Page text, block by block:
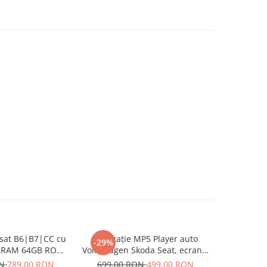
B6|B7|CC cu
64GB ROM,
si Android Auto
789,00 RON
-29%
Navigație MP5 Player auto
Volkswagen Skoda Seat, ecran 7
inch, CarPlay și Android Auto
699,00 RON499,00 RON